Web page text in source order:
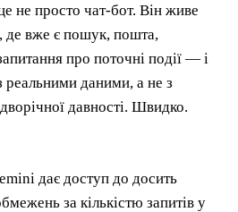
не просто чат-бот. Він живе
де вже є пошук, пошта,
про поточні події — і
реальними даними, а не з
давності. Швидко.
дає доступ до досить
за кількістю запитів у